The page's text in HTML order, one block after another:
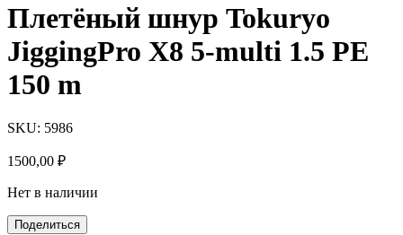
Плетёный шнур Tokuryo
JiggingPro X8 5-multi 1.5 PE
150 m
SKU: 5986
1500,00 ₽
Нет в наличии
Поделиться